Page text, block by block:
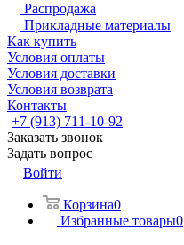
Распродажа
Прикладные материалы
Как купить
Условия оплаты
Условия доставки
Условия возврата
Контакты
+7 (913) 711-10-92
Заказать звонок
Задать вопрос
Войти
Корзина0
Избранные товары0